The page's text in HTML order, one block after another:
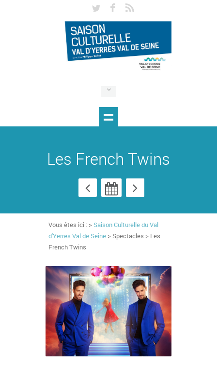
Les French Twins
Vous êtes ici : > Saison Culturelle du Val
d'Yerres Val de Seine > Spectacles > Les
French Twins